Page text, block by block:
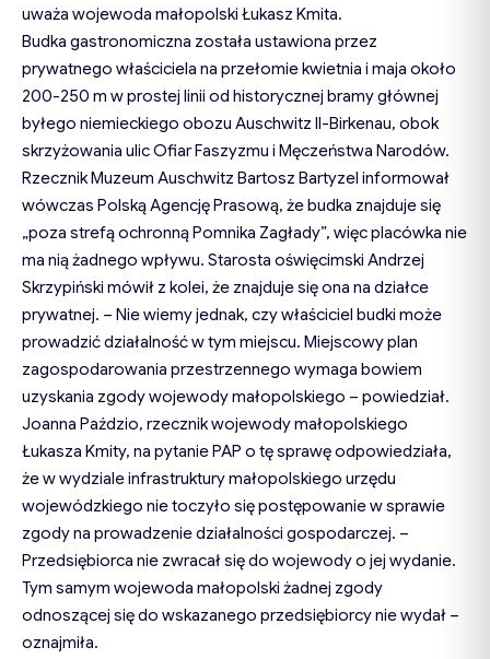
uważa wojewoda małopolski Łukasz Kmita.
Budka gastronomiczna została ustawiona przez
prywatnego właściciela na przełomie kwietnia i maja około
200-250 m w prostej linii od historycznej bramy głównej
byłego niemieckiego obozu Auschwitz II-Birkenau, obok
skrzyżowania ulic Ofiar Faszyzmu i Męczeństwa Narodów.
Rzecznik Muzeum Auschwitz Bartosz Bartyzel informował
wówczas Polską Agencję Prasową, że budka znajduje się
„poza strefą ochronną Pomnika Zagłady”, więc placówka nie
ma nią żadnego wpływu. Starosta oświęcimski Andrzej
Skrzypiński mówił z kolei, że znajduje się ona na działce
prywatnej. – Nie wiemy jednak, czy właściciel budki może
prowadzić działalność w tym miejscu. Miejscowy plan
zagospodarowania przestrzennego wymaga bowiem
uzyskania zgody wojewody małopolskiego – powiedział.
Joanna Paździo, rzecznik wojewody małopolskiego
Łukasza Kmity, na pytanie PAP o tę sprawę odpowiedziała,
że w wydziale infrastruktury małopolskiego urzędu
wojewódzkiego nie toczyło się postępowanie w sprawie
zgody na prowadzenie działalności gospodarczej. –
Przedsiębiorca nie zwracał się do wojewody o jej wydanie.
Tym samym wojewoda małopolski żadnej zgody
odnoszącej się do wskazanego przedsiębiorcy nie wydał –
oznajmiła.